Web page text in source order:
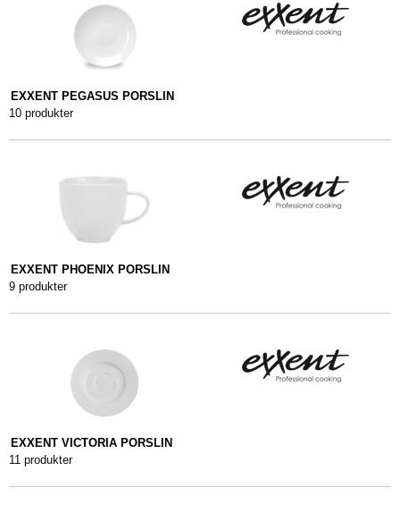
EXXENT PEGASUS PORSLIN
10 produkter
EXXENT PHOENIX PORSLIN
9 produkter
EXXENT VICTORIA PORSLIN
11 produkter